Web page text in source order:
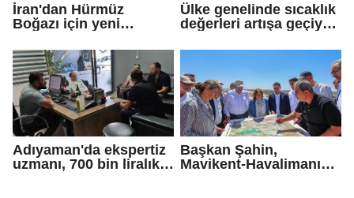
İran'dan Hürmüz
Boğazı için yeni
Ülke genelinde sıcaklık
değerleri artışa geçiyor:
görülecek
Adıyaman'da ekspertiz
uzmanı, 700 bin liralık
Başkan Şahin,
Mavikent-Havalimanı